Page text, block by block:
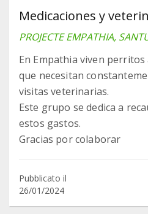
Medicaciones y
PROJECTE EMPATHIA,
En Empathia viven
que necesitan
visitas veterinarias.
Este grupo se dedica a
estos gastos.
Gracias por colaborar
Pubblicato il
26/01/2024